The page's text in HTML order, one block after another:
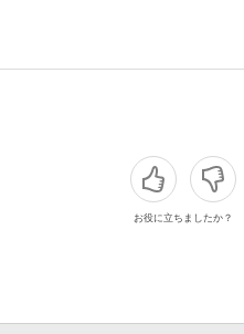
お役に立ちましたか？